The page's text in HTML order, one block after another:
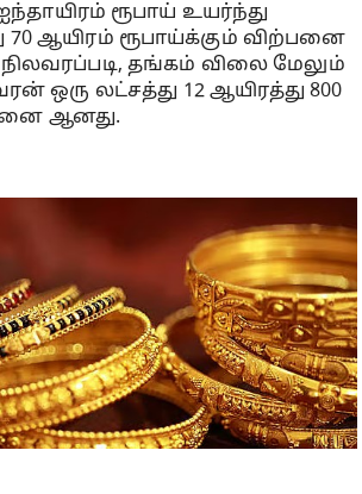
ரூபாய் உயர்ந்து
ஆயிரம் ரூபாய்க்கும் விற்பனை
தங்கம் விலை மேலும்
ஒரு லட்சத்து 12 ஆயிரத்து 800
ஆனது.